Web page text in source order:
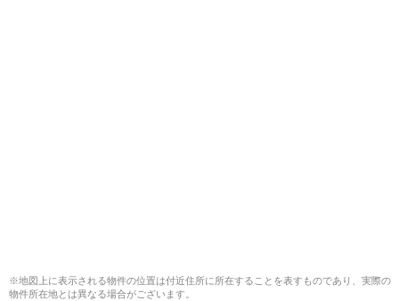
※地図上に表示される物件の位置は付近住所に所在することを表すものであり、実際の
物件所在地とは異なる場合がございます。